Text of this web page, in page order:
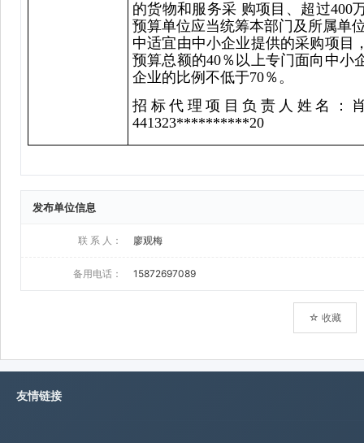
发布单位信息
联 系 人： 廖观梅
备用电话： 15872697089
☆ 收藏
友情链接